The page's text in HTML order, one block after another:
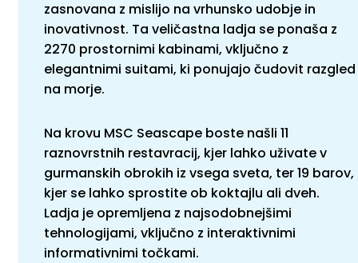
zasnovana z mislijo na vrhunsko udobje in
inovativnost. Ta veličastna ladja se ponaša z
2270 prostornimi kabinami, vključno z
elegantnimi suitami, ki ponujajo čudovit razgled
na morje.
Na krovu MSC Seascape boste našli 11
raznovrstnih restavracij, kjer lahko uživate v
gurmanskih obrokih iz vsega sveta, ter 19 barov,
kjer se lahko sprostite ob koktajlu ali dveh.
Ladja je opremljena z najsodobnejšimi
tehnologijami, vključno z interaktivnimi
informativnimi točkami.